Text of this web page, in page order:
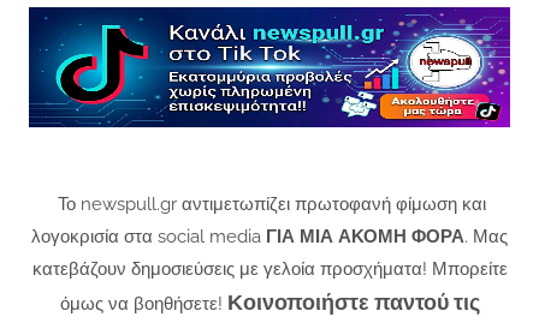
Το newspull.gr αντιμετωπίζει πρωτοφανή φίμωση και
λογοκρισία στα social media ΓΙΑ ΜΙΑ ΑΚΟΜΗ ΦΟΡΑ. Μας
κατεβάζουν δημοσιεύσεις με γελοία προσχήματα! Μπορείτε
όμως να βοηθήσετε! Κοινοποιήστε παντού τις